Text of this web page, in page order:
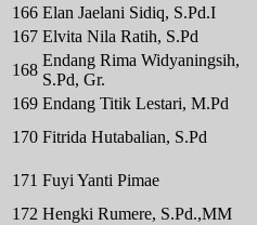
166 Elan Jaelani Sidiq, S.Pd.I
167 Elvita Nila Ratih, S.Pd
168
Endang Rima Widyaningsih,
S.Pd, Gr.
169 Endang Titik Lestari, M.Pd
170 Fitrida Hutabalian, S.Pd
171 Fuyi Yanti Pimae
172 Hengki Rumere, S.Pd.,MM